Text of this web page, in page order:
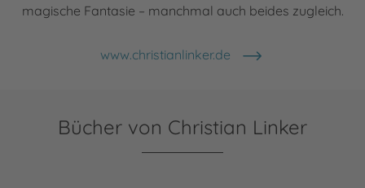
magische Fantasie – manchmal auch beides zugleich.
www.christianlinker.de
Bücher von Christian Linker